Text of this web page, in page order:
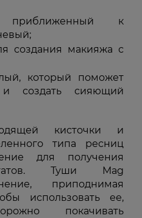
приближенный к
создания макияжа с
который поможет
и создать сияющий
кисточки и
типа ресниц
для получения
Туши Mag
приподнимая
использовать ее,
покачивать